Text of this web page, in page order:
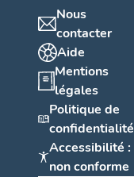
Nous
contacter
Aide
Mentions
légales
Politique de
confidentialité
Accessibilité :
non conforme